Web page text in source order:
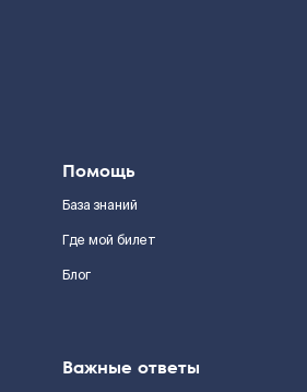
Помощь
База знаний
Где мой билет
Блог
Важные ответы